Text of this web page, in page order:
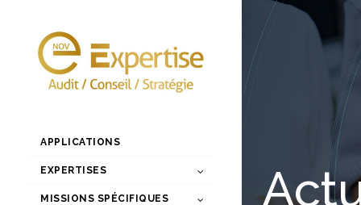
APPLICATIONS
EXPERTISES
MISSIONS SPÉCIFIQUES